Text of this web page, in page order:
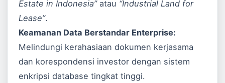
Estate in Indonesia”atau “Industrial Land for
Lease”.
Keamanan Data Berstandar Enterprise:
Melindungi kerahasiaan dokumen kerjasama
dan korespondensi investor dengan sistem
enkripsi database tingkat tinggi.